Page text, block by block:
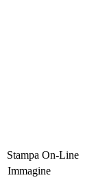
Stampa On-Line
Immagine